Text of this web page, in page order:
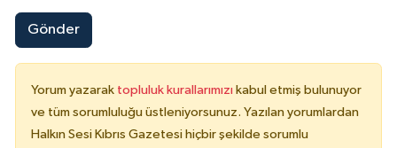
Gönder
Yorum yazarak topluluk kurallarımızı kabul etmiş bulunuyor
ve tüm sorumluluğu üstleniyorsunuz. Yazılan yorumlardan
Halkın Sesi Kıbrıs Gazetesi hiçbir şekilde sorumlu